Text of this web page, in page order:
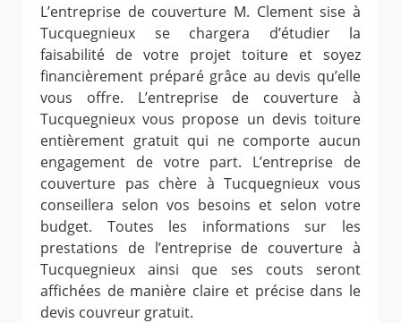
L’entreprise de couverture M. Clement sise à
Tucquegnieux se chargera d’étudier la
faisabilité de votre projet toiture et soyez
financièrement préparé grâce au devis qu’elle
vous offre. L’entreprise de couverture à
Tucquegnieux vous propose un devis toiture
entièrement gratuit qui ne comporte aucun
engagement de votre part. L’entreprise de
couverture pas chère à Tucquegnieux vous
conseillera selon vos besoins et selon votre
budget. Toutes les informations sur les
prestations de l’entreprise de couverture à
Tucquegnieux ainsi que ses couts seront
affichées de manière claire et précise dans le
devis couvreur gratuit.